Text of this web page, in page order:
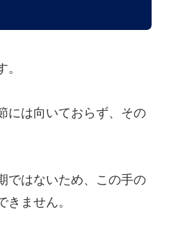
には向いておらず、その
ではないため、この手の
ません。